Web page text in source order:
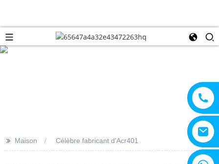
>> Maison Célèbre fabricant d'Acr401